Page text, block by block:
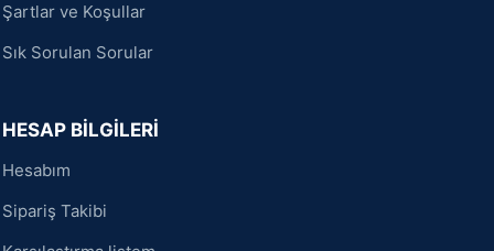
Şartlar ve Koşullar
Sık Sorulan Sorular
HESAP BİLGİLERİ
Hesabım
Sipariş Takibi